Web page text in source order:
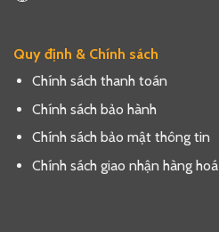
Quy định & Chính sách
Chính sách thanh toán
Chính sách bảo hành
Chính sách bảo mật thông tin
Chính sách giao nhận hàng hoá